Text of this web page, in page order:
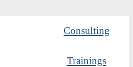
Consulting
Trainings